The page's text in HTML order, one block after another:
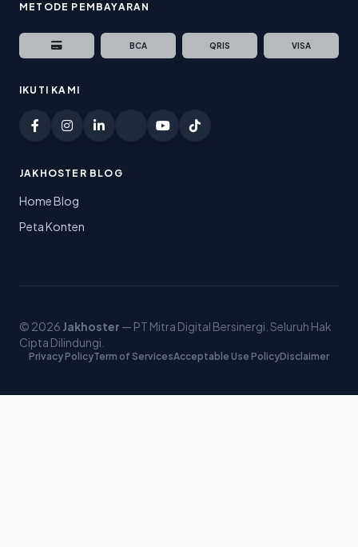
METODE PEMBAYARAN
BCA QRIS VISA
IKUTI KAMI
JAKHOSTER BLOG
Home Blog
Peta Konten
© 2026 Jakhoster — PT Mitra Digital Bersinergi. Seluruh Hak
Cipta Dilindungi.
Privacy PolicyTerm of ServicesAcceptable Use PolicyDisclaimer